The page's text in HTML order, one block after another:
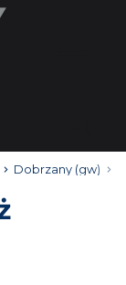
Dobrzany (gw)